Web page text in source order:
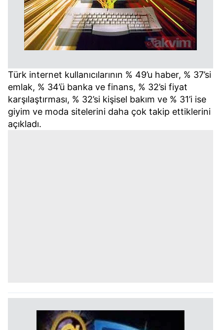
Türk internet kullanıcılarının % 49’u haber, % 37’si
emlak, % 34’ü banka ve finans, % 32’si fiyat
karşılaştırması, % 32’si kişisel bakım ve % 31’i ise
giyim ve moda sitelerini daha çok takip ettiklerini
açıkladı.